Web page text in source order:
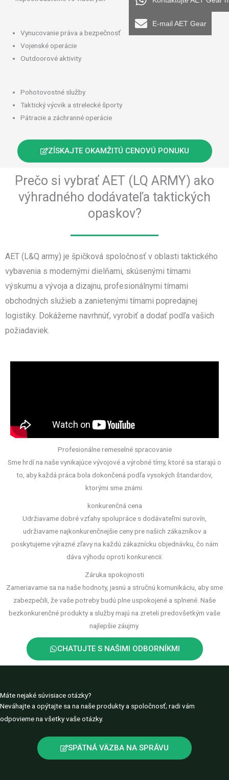
Vynucovanie práva a bezpečnosť
Vojenské operácie
Outdoorové aktivity
Pohotovostné služby
Taktický výcvik a strelecké športy
Pátracie a záchranné operácie
ZÍSKAJTE OKAMŽITÚ CENOVÚ PONUKU
Prečo si vybrať AET (LQ ARMY) ako
výhradného dodávateľa taktických
opaskov?
AET (L&Q army) je špičková spoločnosť v oblasti taktického
vybavenia s modernými dielňami, skúsenými tímami
výskumu a vývoja a dizajnu, profesionálnymi tímami
obchodných služieb a zanietenými tímami popredajnej
logistiky. Dokážeme navrhnúť, vyrobiť a dodať podľa vašich
požiadaviek.
Profesionálne remeselné spracovanie
Sme hrdí na naše vynikajúce vývojové a výrobné tímy, ktoré sa starajú o
to, aby každá práca bola dokončená podľa vysokých štandardov,
ktorými sme známi.
konkurenčná cena
Udržiavame dobré vzťahy spolupráce s dodávateľmi surovín,
udržiavame najkonkurenčnejšie ceny pre našich zákazníkov a
poskytujeme výrazné zľavy na každú zákaznícku objednávku, čo nám
dáva výhodu oproti konkurencii.
Záruka spokojnosti
Zameriavame sa na naše hodnoty, jasnú a stručnú komunikáciu, aby sme
zabezpečili, že vaše potreby budú plne uspokojené a splnené. Naše
bezkonkurenčné produkty a služby majú na zreteli predovšetkým vaše
najlepšie záujmy.
CHATUJTE S NAŠIMI ODBORNÍKMI
Máte nejaké súvisiace otázky?
Neváhajte a opýtajte sa na naše produkty a spoločnosť; radi vám
odpovieme na všetky vaše otázky.
SPÄTNÁ VÄZBA NA SPRÁVU
E-mail AET Gear